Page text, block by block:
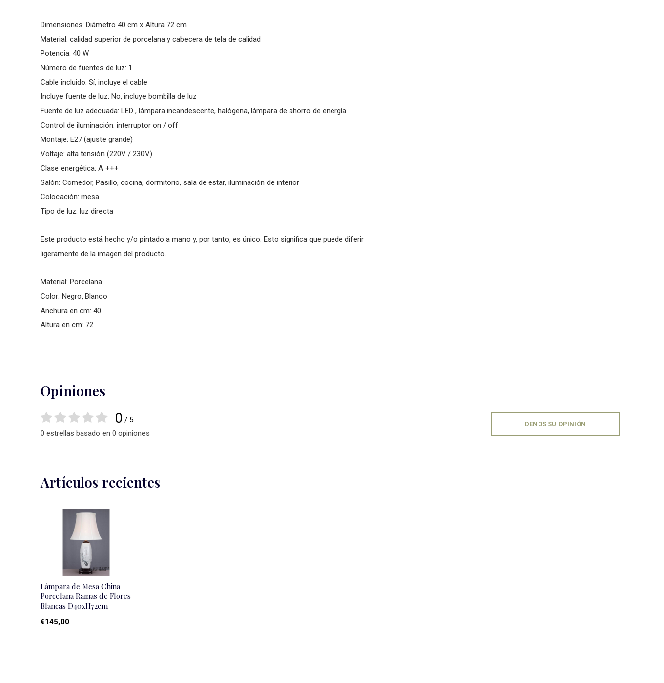
Dimensiones: Diámetro 40 cm x Altura 72 cm
Material: calidad superior de porcelana y cabecera de tela de calidad
Potencia: 40 W
Número de fuentes de luz: 1
Cable incluido: Sí­, incluye el cable
Incluye fuente de luz: No, incluye bombilla de luz
Fuente de luz adecuada: LED , lámpara incandescente, halógena, lámpara de ahorro de energía
Control de iluminación: interruptor on / off
Montaje: E27 (ajuste grande)
Voltaje: alta tensión (220V / 230V)
Clase energética: A +++
Salón: Comedor, Pasillo, cocina, dormitorio, sala de estar, iluminación de interior
Colocación: mesa
Tipo de luz: luz directa
Este producto está hecho y/o pintado a mano y, por tanto, es único. Esto significa que puede diferir
ligeramente de la imagen del producto.
Material: Porcelana
Color: Negro, Blanco
Anchura en cm: 40
Altura en cm: 72
Opiniones
0 / 5
0 estrellas basado en 0 opiniones
DENOS SU OPINIÓN
Artículos recientes
Lámpara de Mesa China
Porcelana Ramas de Flores
Blancas D40xH72cm
€145,00